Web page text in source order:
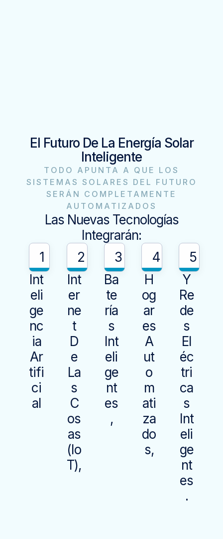
El Futuro De La Energía Solar
Inteligente
TODO APUNTA A QUE LOS
SISTEMAS SOLARES DEL FUTURO
SERÁN COMPLETAMENTE
AUTOMATIZADOS
Las Nuevas Tecnologías
Integrarán:
1
Int
Eli
Ge
Nc
Ia
Ar
Tifi
Ci
Al
2
Int
Er
Ne
T
D
E
La
S
C
Os
As
(Io
T),
3
Ba
Te
Ría
S
Int
Eli
Ge
Nt
Es
,
4
H
Og
Ar
Es
A
Ut
O
M
Ati
Za
Do
S,
5
Y
Re
De
S
El
Éc
Tri
Ca
S
Int
Eli
Ge
Nt
Es
.